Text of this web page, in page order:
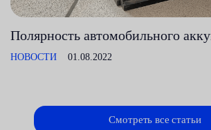
Полярность автомобильного
НОВОСТИ 01.08.2022
Смотреть все статьи